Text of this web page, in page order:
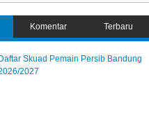
Komentar Terbaru
Daftar Skuad Pemain Persib Bandung
2027